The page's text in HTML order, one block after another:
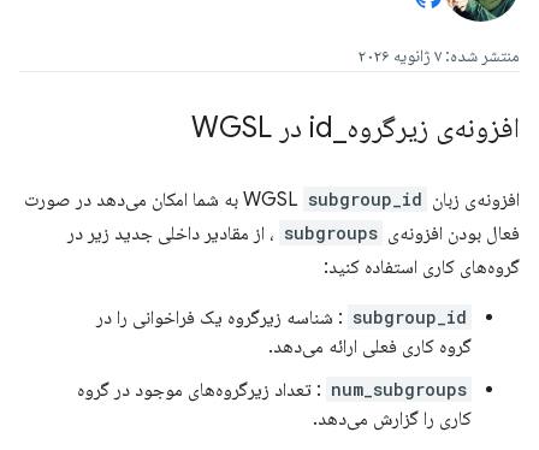
منتشر شده: ۷ ژانویه ۲۰۲۶
افزونه‌ی زیرگروه id در WGSL
افزونه‌ی زبان WGSL subgroup_id
به شما امکان می‌دهد در صورت
فعال بودن افزونه‌ی subgroups ، از مقادیر داخلی جدید زیر در
گروه‌های کاری استفاده کنید:
subgroup_id : شناسه زیرگروه یک فراخوانی را در
گروه کاری فعلی ارائه می‌دهد.
num_subgroups : تعداد زیرگروه‌های موجود در گروه
کاری را گزارش می‌دهد.